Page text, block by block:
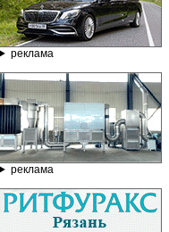
реклама
реклама